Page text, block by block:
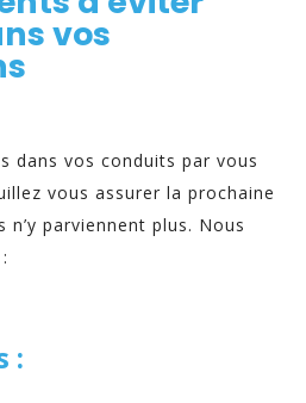
vos
dans vos conduits par vous
vous assurer la prochaine
parviennent plus. Nous
: